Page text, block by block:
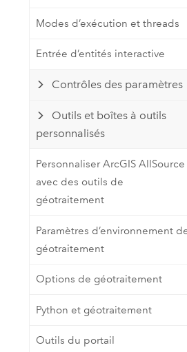
Modes d’exécution et threads
Entrée d’entités interactive
Contrôles des paramètres
Outils et boîtes à outils
personnalisés
Personnaliser ArcGIS AllSource
avec des outils de
géotraitement
Paramètres d’environnement
géotraitement
Options de géotraitement
Python et géotraitement
Outils du portail